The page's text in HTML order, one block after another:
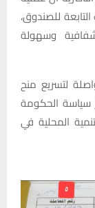
للصندوق،
وسهولة
لتسريع منح
سياسة الحكومة
المحلية في